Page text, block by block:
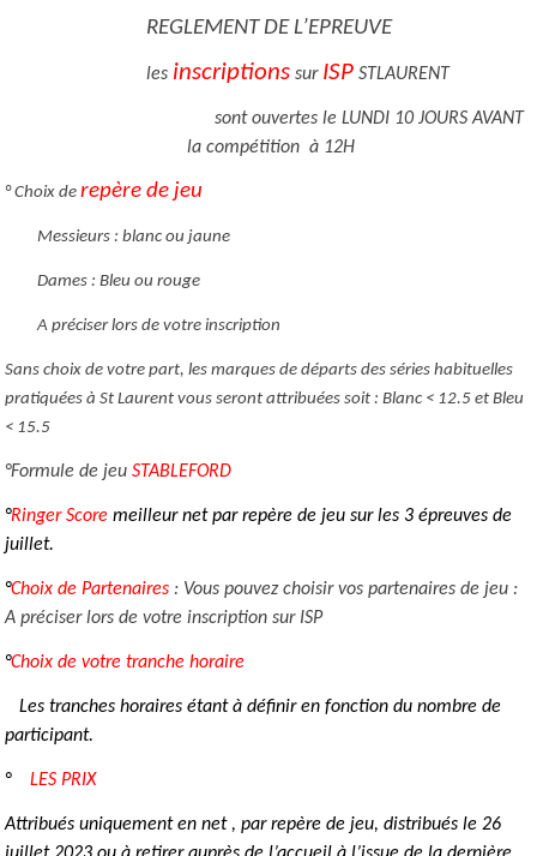
REGLEMENT DE L’EPREUVE
les inscriptionssur ISPSTLAURENT
sont ouvertes le LUNDI 10 JOURS AVANT
la compétition à 12H
° Choix de repère de jeu
Messieurs : blanc ou jaune
Dames : Bleu ou rouge
A préciser lors de votre inscription
Sans choix de votre part, les marques de départs des séries habituelles
pratiquées à St Laurent vous seront attribuées soit : Blanc < 12.5 et Bleu
< 15.5
°Formule de jeu STABLEFORD
°Ringer Score meilleur net par repère de jeu sur les 3 épreuves de
juillet.
°Choix de Partenaires : Vous pouvez choisir vos partenaires de jeu :
A préciser lors de votre inscription sur ISP
°Choix de votre tranche horaire
Les tranches horaires étant à définir en fonction du nombre de
participant.
° LES PRIX
Attribués uniquement en net , par repère de jeu, distribués le 26